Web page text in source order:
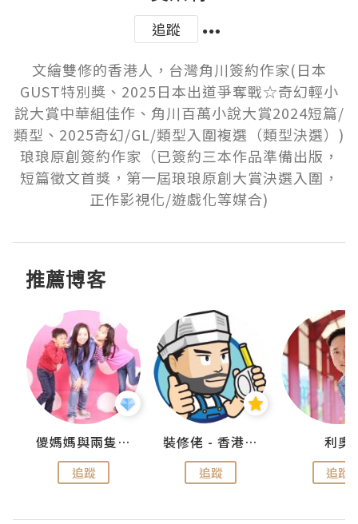
追蹤
文繪雙修的香港人，台灣角川簽約作家(日本
GUST特別獎、2025日本出道爭奪戰☆奇幻輕小
說大賞中華組佳作、角川百萬小說大賞2024短篇/
類型、2025奇幻/GL/類型入圍複選（類型決選）)
琅琅原創簽約作家（已簽約三本作品準備出版，
短篇徵文首獎，第一屆琅琅原創大賞決選入圍，
正作影視化/遊戲化等媒合)
推薦博客
儍媽媽與兩隻小魔怪之家
追蹤
裝修佬 - 香港一站式網上裝修平台
追蹤
利奧
追蹤